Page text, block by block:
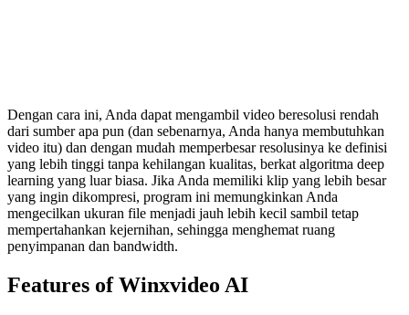
Dengan cara ini, Anda dapat mengambil video beresolusi rendah
dari sumber apa pun (dan sebenarnya, Anda hanya membutuhkan
video itu) dan dengan mudah memperbesar resolusinya ke definisi
yang lebih tinggi tanpa kehilangan kualitas, berkat algoritma deep
learning yang luar biasa. Jika Anda memiliki klip yang lebih besar
yang ingin dikompresi, program ini memungkinkan Anda
mengecilkan ukuran file menjadi jauh lebih kecil sambil tetap
mempertahankan kejernihan, sehingga menghemat ruang
penyimpanan dan bandwidth.
Features of Winxvideo AI